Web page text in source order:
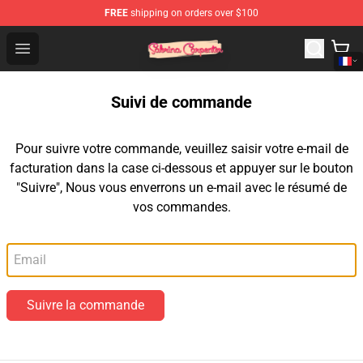
FREE shipping on orders over $100
Open menu
Sabrina Carpenter Shop - Official Sabrina Carpenter
Suivi de commande
Pour suivre votre commande, veuillez saisir votre e-mail de
facturation dans la case ci-dessous et appuyer sur le bouton
"Suivre", Nous vous enverrons un e-mail avec le résumé de
vos commandes.
Suivre la commande